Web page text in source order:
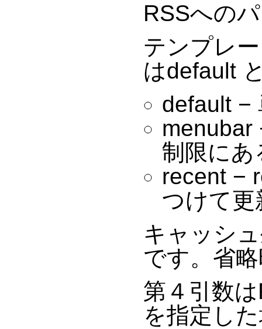
RSSへの
テンプレ
はdefault
default −
menubar
制限にあ
recent −
つけて更
キャッシ
です。省
第４引数
を指定し